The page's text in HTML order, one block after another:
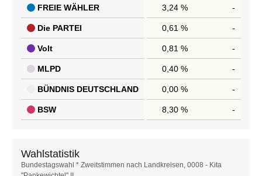
FREIE WÄHLER 3,24 % -
Die PARTEI 0,61 % -
Volt 0,81 % -
MLPD 0,40 % -
BÜNDNIS DEUTSCHLAND 0,00 % -
BSW 8,30 % -
Wahlstatistik
Wahlstatistik
Bundestagswahl * Zweitstimmen nach Landkreisen, 0008 - Kita